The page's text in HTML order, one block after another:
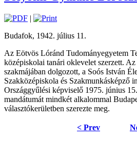
|
Budafok, 1942. július 11.
Az Eötvös Lóránd Tudományegyetem
középiskolai tanári oklevelet szerzett.
szakmájában dolgozott, a Soós István
Szakközépiskola és Szakmunkásképző
Országgyűlési képviselő 1975. június
mandátumát mindkét alkalommal
választókerületben szerezte meg.
< Prev